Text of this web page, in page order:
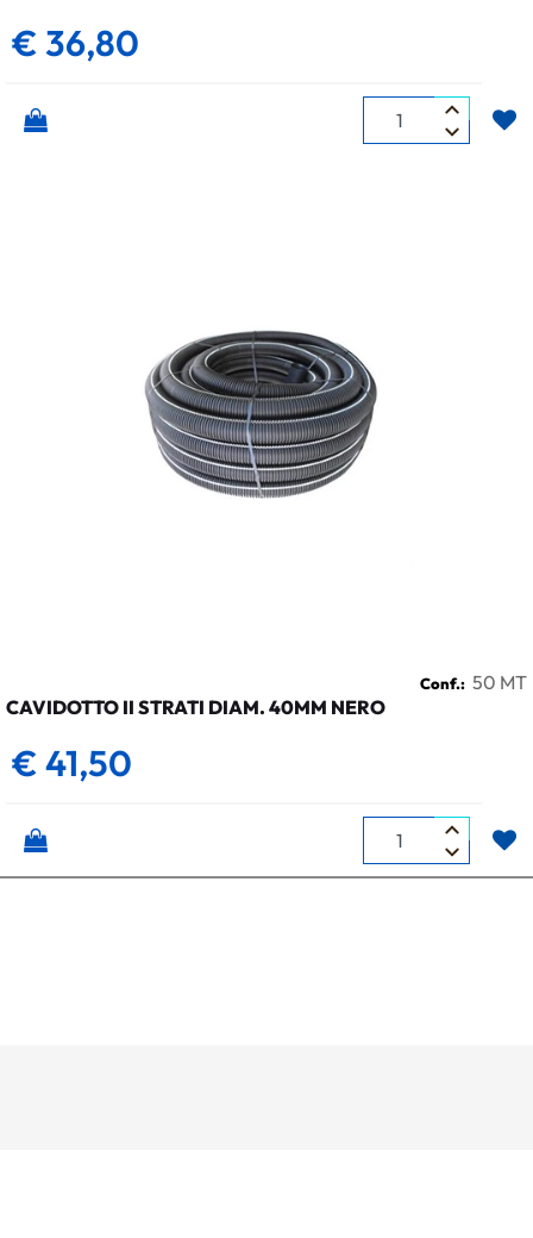
€ 36,80
Quantità
Conf.: 50 MT
CAVIDOTTO II STRATI DIAM. 40MM NERO
€ 41,50
Quantità